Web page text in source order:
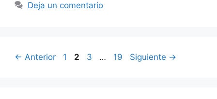
Deja un comentario
← Anterior Página
1 Página
2 Página
3 … Página
19 Siguiente →